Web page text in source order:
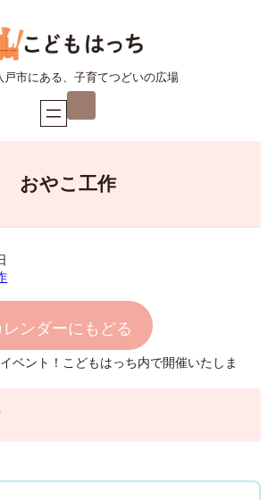
戸市にある、子育てつどいの広場
ア
コ
ン
おやこ工作
ンダーにもどる
ベント！こどもはっち内で開催いたしま